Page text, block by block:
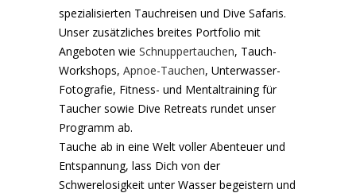
spezialisierten Tauchreisen und Dive Safaris.
Unser zusätzliches breites Portfolio mit
Angeboten wie Schnuppertauchen, Tauch-
Workshops, Apnoe-Tauchen, Unterwasser-
Fotografie, Fitness- und Mentaltraining für
Taucher sowie Dive Retreats rundet unser
Programm ab.
Tauche ab in eine Welt voller Abenteuer und
Entspannung, lass Dich von der
Schwerelosigkeit unter Wasser begeistern und